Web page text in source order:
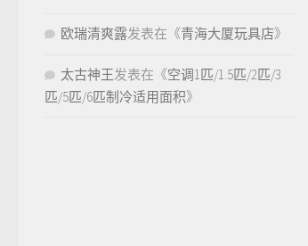
欧瑞清爽露发表在《青海大厦玩具店》
太古神王发表在《空调1匹/1.5匹/2匹/3
匹/5匹/6匹制冷适用面积》